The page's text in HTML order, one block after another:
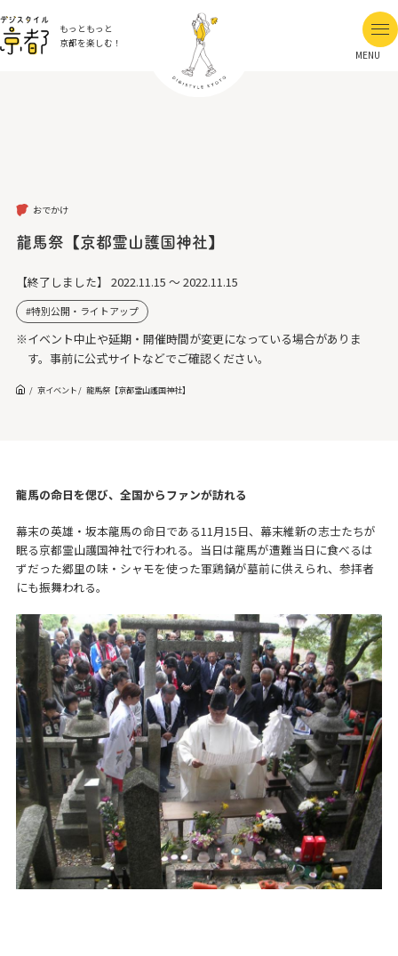
もっともっと
京都を楽しむ！
MENU
おでかけ
龍馬祭【京都霊山護国神社】
【終了しました】 2022.11.15 ～ 2022.11.15
特別公開・ライトアップ
※イベント中止や延期・開催時間が変更になっている場合がありま
す。事前に公式サイトなどでご確認ください。
京イベント 龍馬祭【京都霊山護国神社】
龍馬の命日を偲び、全国からファンが訪れる
幕末の英雄・坂本龍馬の命日である11月15日、幕末維新の志士たちが
眠る京都霊山護国神社で行われる。当日は龍馬が遭難当日に食べるは
ずだった郷里の味・シャモを使った軍鶏鍋が墓前に供えられ、参拝者
にも振舞われる。